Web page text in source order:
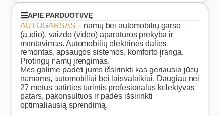
APIE PARDUOTUVĘ
AUTOGARSAS – namų bei automobilių garso
(audio), vaizdo (video) aparatūros prekyba ir
montavimas. Automobilių elektrinės dalies
remontas, apsaugos sistemos, komforto įranga.
Protingų namų įrengimas.
Mes galime padėti jums išsirinkti kas geriausia jūsų
namams, automobiliui bei laisvalaikiui. Daugiau nei
27 metus patirties turintis profesionalus kolektyvas
patars, pakonsultuos ir padės išsirinkti
optimaliausią sprendimą.